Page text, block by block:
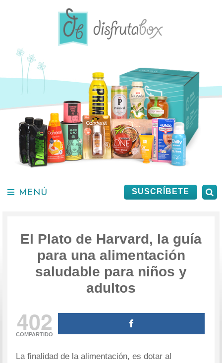
SUSCRÍBETE
MENÚ
El Plato de Harvard, la guía
para una alimentación
saludable para niños y
adultos
402
COMPARTIDO
La finalidad de la alimentación, es dotar al